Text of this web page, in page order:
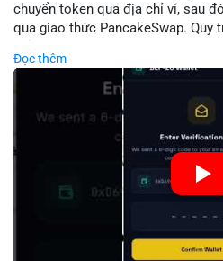
chuyển token qua địa chỉ ví, sau
qua giao thức PancakeSwap. Quy
điểm phù hợp. Khi hoàn thành,
BSC, có thể chuyển sang các nền
dẫn chi tiết giúp người mới tránh
🎥 Xem video trực tiếp tại:
Đọc thêm